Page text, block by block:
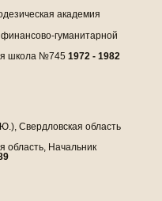
академия
гуманитарной
шкoла №745 1972 - 1982
Свердловская область
область, Начальник